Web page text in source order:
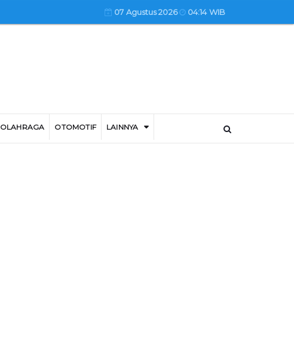
07 Agustus 2026 04:14 WIB
OLAHRAGA OTOMOTIF LAINNYA